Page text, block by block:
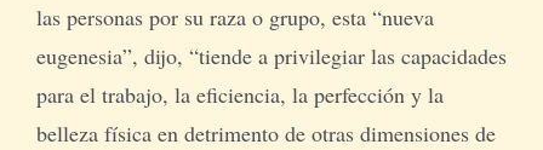
las personas por su raza o grupo, esta “nueva
eugenesia”, dijo, “tiende a privilegiar las capacidades
para el trabajo, la eficiencia, la perfección y la
belleza física en detrimento de otras dimensiones de